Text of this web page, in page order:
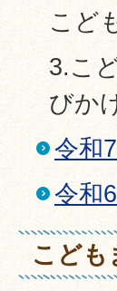
こど
3.こ
びか
令和
令和
こども